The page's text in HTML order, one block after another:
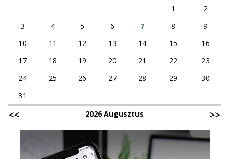
1
2
3
4 5 6 7 8
9
10
11 12 13 14 15
16
17
18 19 20 21 22
23
24
25 26 27 28 29
30
31
2026 Augusztus